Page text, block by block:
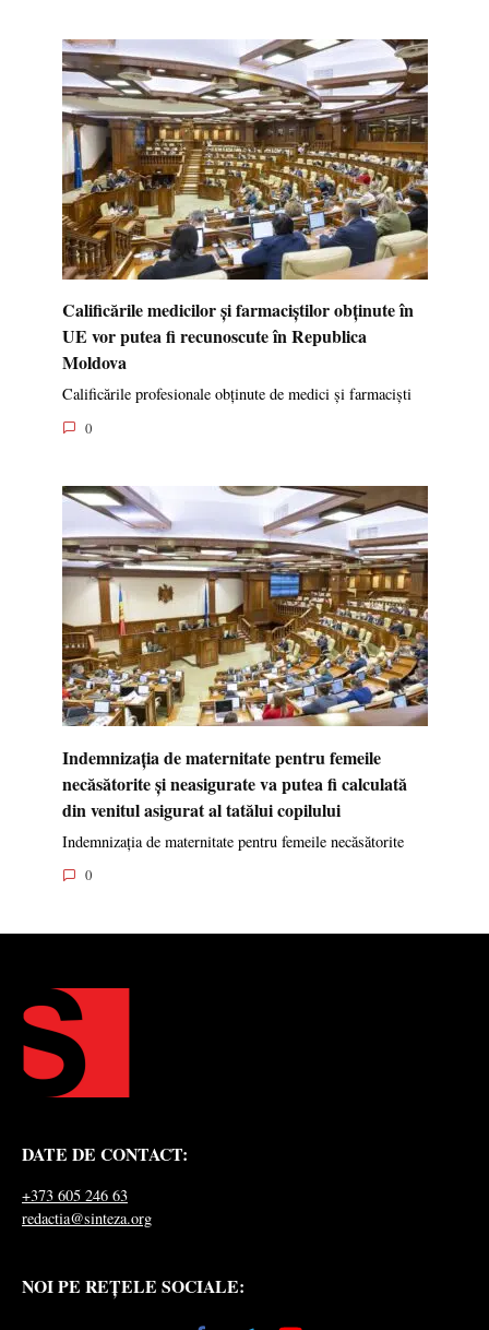
Calificările medicilor și farmaciștilor obținute în
UE vor putea fi recunoscute în Republica
Moldova
Calificările profesionale obținute de medici și farmaciști
0
Indemnizația de maternitate pentru femeile
necăsătorite și neasigurate va putea fi calculată
din venitul asigurat al tatălui copilului
Indemnizația de maternitate pentru femeile necăsătorite
0
DATE DE CONTACT:
+373 605 246 63
redactia@sinteza.org
NOI PE REȚELE SOCIALE: